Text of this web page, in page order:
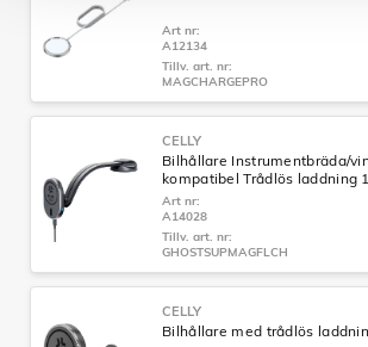
Art nr:
A12134
Tillv. art. nr:
MAGCHARGEPRO
CELLY
Bilhållare Instrumentbräda/
kompatibel Trådlös laddning
Art nr:
A14028
Tillv. art. nr:
GHOSTSUPMAGFLCH
CELLY
Bilhållare med trådlös